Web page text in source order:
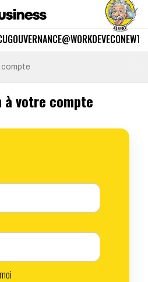
GOUVERNANCE@WORKDEVECO
à votre compte